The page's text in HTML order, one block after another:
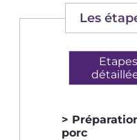
Les
Etapes
porc